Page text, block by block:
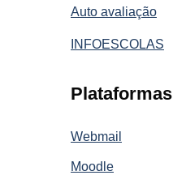
Auto avaliação
INFOESCOLAS
Plataformas
Webmail
Moodle